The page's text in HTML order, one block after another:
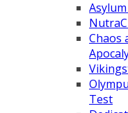
Chaos
Test